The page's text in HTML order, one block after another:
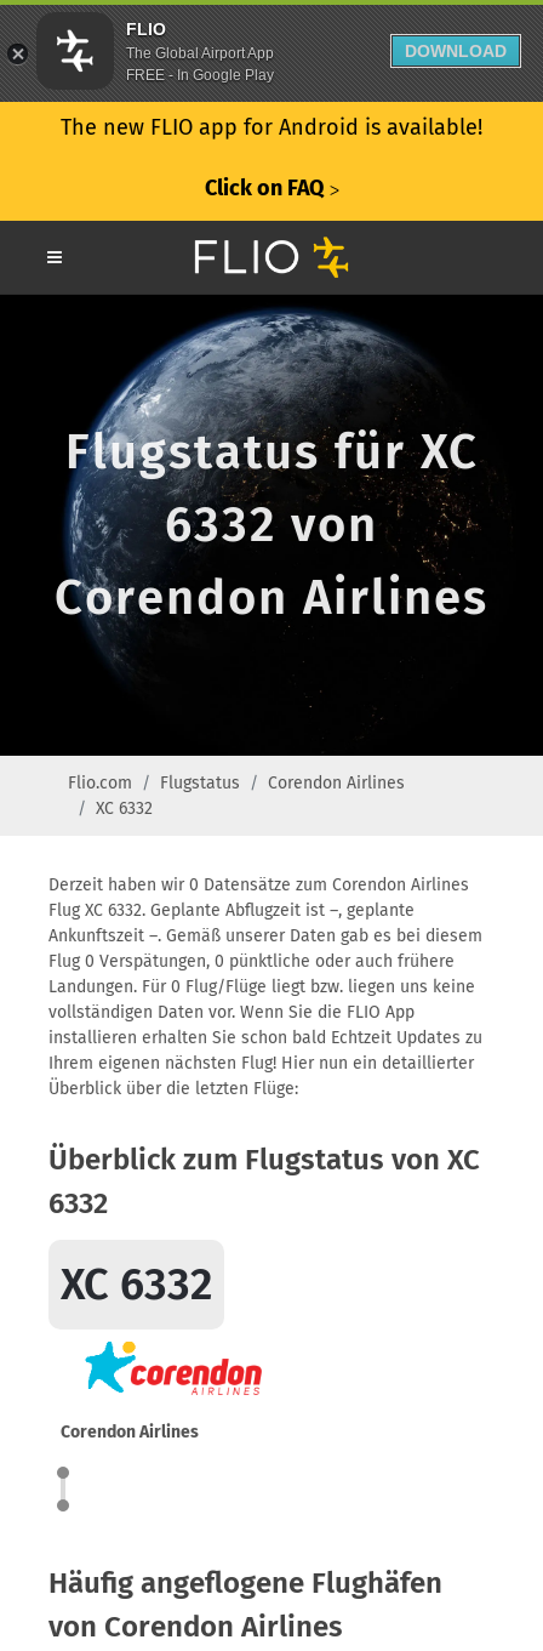
The new FLIO app for Android is available!
Click on FAQ ᐳ
Flugstatus für XC
6332 von
Corendon Airlines
Flio.com Flugstatus
Corendon Airlines
XC 6332
Derzeit haben wir 0 Datensätze zum Corendon Airlines
Flug XC 6332. Geplante Abflugzeit ist –, geplante
Ankunftszeit –. Gemäß unserer Daten gab es bei diesem
Flug 0 Verspätungen, 0 pünktliche oder auch frühere
Landungen. Für 0 Flug/Flüge liegt bzw. liegen uns keine
vollständigen Daten vor. Wenn Sie die FLIO App
installieren erhalten Sie schon bald Echtzeit Updates zu
Ihrem eigenen nächsten Flug! Hier nun ein detaillierter
Überblick über die letzten Flüge:
Überblick zum Flugstatus von XC
6332
XC 6332
Corendon Airlines
Häufig angeflogene Flughäfen
von Corendon Airlines
FLIO
The Global Airport App
FREE - In Google Play
DOWNLOAD